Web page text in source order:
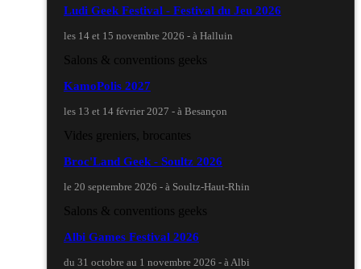
Ludi Geek Festival - Festival du Jeu 2026
les 14 et 15 novembre 2026 - à Halluin
Salons & conventions geeks
KamoPolis 2027
les 13 et 14 février 2027 - à Besançon
Vides greniers, brocantes
Broc'Land Geek - Soultz 2026
le 20 septembre 2026 - à Soultz-Haut-Rhin
Salons & conventions geeks
Albi Games Festival 2026
du 31 octobre au 1 novembre 2026 - à Albi